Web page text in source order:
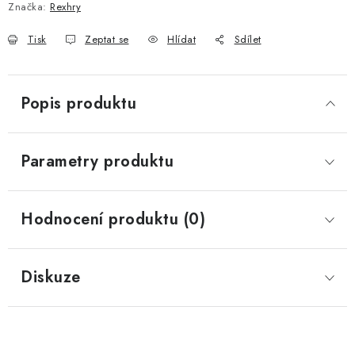
Značka: Rexhry
Tisk Zeptat se Hlídat Sdílet
Popis produktu
Parametry produktu
Hodnocení produktu (0)
Diskuze